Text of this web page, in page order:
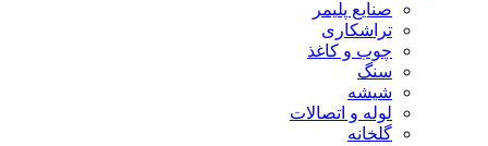
صنایع پلیمر
تراشکاری
چوب و کاغذ
سنگ
شیشه
لوله و اتصالات
گلخانه